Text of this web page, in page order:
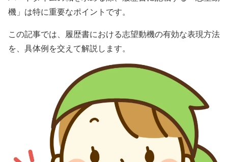
機」は特に重要なポイントです。
この記事では、履歴書における志望動機の有効な表現方法
を、具体例を交えて解説します。